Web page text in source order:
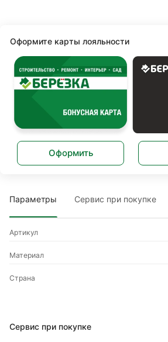
Оформите карты лояльности
Оформить
Параметры Сервис при покупке
Артикул
Материал
Страна
Сервис при покупке